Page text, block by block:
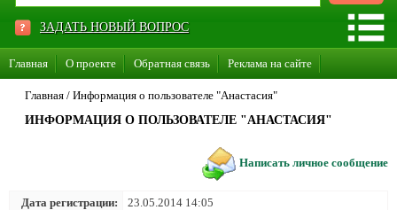
ЗАДАТЬ НОВЫЙ ВОПРОС
Главная О проекте Обратная связь Реклама на сайте
Стать консультантом нашего сайта
Суперакция «Каждому врачу свой сайт»
Главная / Информация о пользователе "Анастасия"
ИНФОРМАЦИЯ О ПОЛЬЗОВАТЕЛЕ "АНАСТАСИЯ"
Написать личное сообщение
Дата регистрации:
23.05.2014 14:05